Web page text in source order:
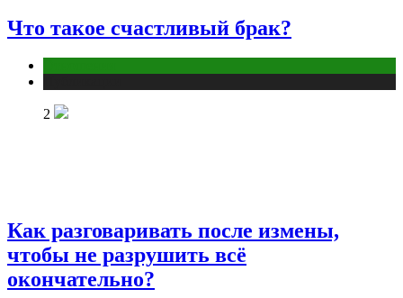
Что такое счастливый брак?
2
Как разговаривать после измены,
чтобы не разрушить всё
окончательно?